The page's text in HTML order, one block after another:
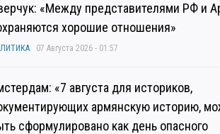
«Между представителями РФ и
хорошие отношения»
07 Августа 2026 - 01:57
«7 августа для историков,
армянскую историю,
сформулировано как день опасного